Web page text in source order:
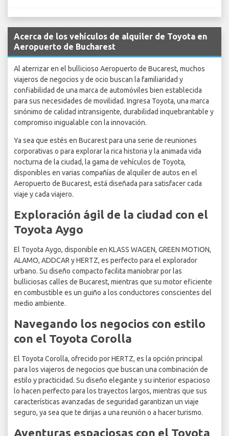
Acerca de los vehículos de alquiler de Toyota en
Aeropuerto de Bucharest
Al aterrizar en el bullicioso Aeropuerto de Bucarest, muchos
viajeros de negocios y de ocio buscan la familiaridad y
confiabilidad de una marca de automóviles bien establecida
para sus necesidades de movilidad. Ingresa Toyota, una marca
sinónimo de calidad intransigente, durabilidad inquebrantable y
compromiso inigualable con la innovación.
Ya sea que estés en Bucarest para una serie de reuniones
corporativas o para explorar la rica historia y la animada vida
nocturna de la ciudad, la gama de vehículos de Toyota,
disponibles en varias compañías de alquiler de autos en el
Aeropuerto de Bucarest, está diseñada para satisfacer cada
viaje y cada viajero.
Exploración ágil de la ciudad con el
Toyota Aygo
El Toyota Aygo, disponible en KLASS WAGEN, GREEN MOTION,
ALAMO, ADDCAR y HERTZ, es perfecto para el explorador
urbano. Su diseño compacto facilita maniobrar por las
bulliciosas calles de Bucarest, mientras que su motor eficiente
en combustible es un guiño a los conductores conscientes del
medio ambiente.
Navegando los negocios con estilo
con el Toyota Corolla
El Toyota Corolla, ofrecido por HERTZ, es la opción principal
para los viajeros de negocios que buscan una combinación de
estilo y practicidad. Su diseño elegante y su interior espacioso
lo hacen perfecto para los trayectos largos, mientras que sus
características avanzadas de seguridad garantizan un viaje
seguro, ya sea que te dirijas a una reunión o a hacer turismo.
Aventuras espaciosas con el Toyota